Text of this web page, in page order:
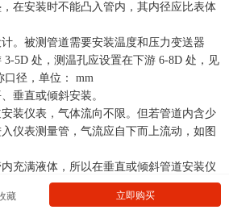
藏 立即购买
在安装时不能凸入管内，其内径应比表体
。被测管道需要安装温度和压力变送器
5D 处，测温孔应设置在下游 6-8D 处，见
口径，单位： mm
垂直或倾斜安装。
装仪表，气体流向不限。但若管道内含少
仪表测量管，气流应自下而上流动，如图
充满液体，所以在垂直或倾斜管道安装仪
方向从下而上。若管道内含少量气体，为了
，仪表应安装在管线的较低处